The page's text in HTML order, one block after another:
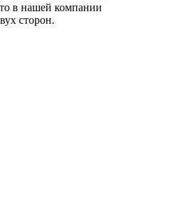
в нашей компании
сторон.